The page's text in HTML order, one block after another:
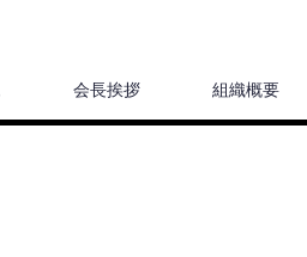
会長挨拶 組織概要